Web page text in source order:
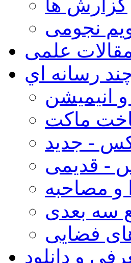
گزارش ها
نجومی
علمی
رسانه اي
و انیمیشن
ماکت
- جدید
- قدیمی
مصاحبه
سه بعدی
فضایی
و دانلود